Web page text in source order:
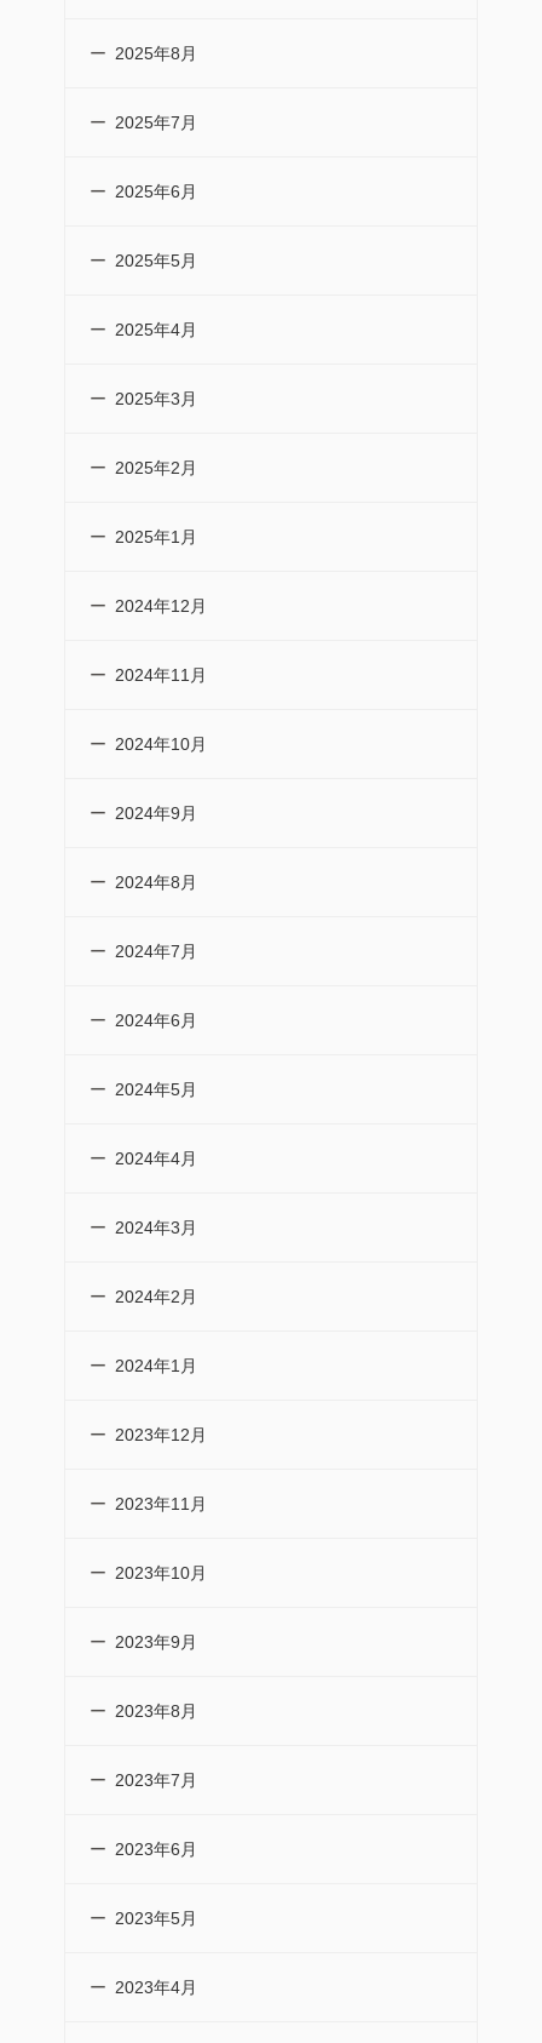
2025年8月
2025年7月
2025年6月
2025年5月
2025年4月
2025年3月
2025年2月
2025年1月
2024年12月
2024年11月
2024年10月
2024年9月
2024年8月
2024年7月
2024年6月
2024年5月
2024年4月
2024年3月
2024年2月
2024年1月
2023年12月
2023年11月
2023年10月
2023年9月
2023年8月
2023年7月
2023年6月
2023年5月
2023年4月